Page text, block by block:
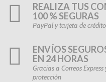
REALIZA TUS
100 % SEGURAS
PayPal y tarjeta de
ENVÍOS
EN 24 HORAS
Gracias a Correos
protección